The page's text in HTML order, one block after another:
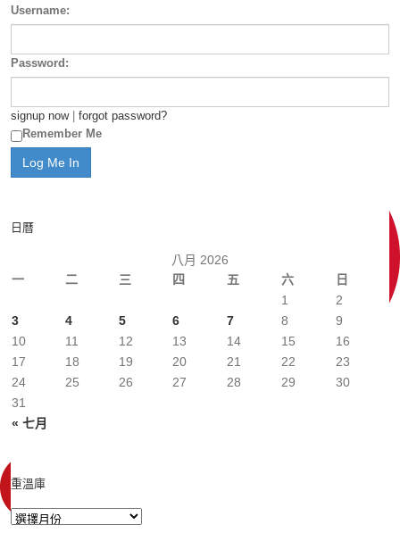
Username:
Password:
signup now| forgot password?
Remember Me
日曆
八月 2026
一
二 三 四 五 六 日
« 七月
1
2
3
4 5 6 7 8
9
10
11 12 13 14 15
16
17
18 19 20 21 22
23
24
25 26 27 28 29
30
31
重溫庫